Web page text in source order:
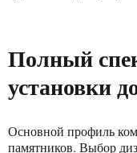
Полный
установки
Основной профиль
памятников. Выбор